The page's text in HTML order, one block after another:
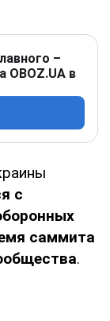
–
OBOZ.UA в
с
саммита
.